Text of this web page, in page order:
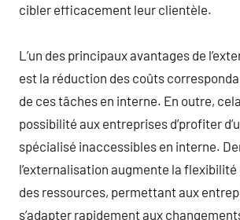
cibler efficacement leur clientèle.
L’un des principaux avantages de
est la réduction des coûts
de ces tâches en interne. En outre,
possibilité aux entreprises d’profiter
spécialisé inaccessibles en interne.
l’externalisation augmente la flexibilité
des ressources, permettant aux
s’adapter rapidement aux